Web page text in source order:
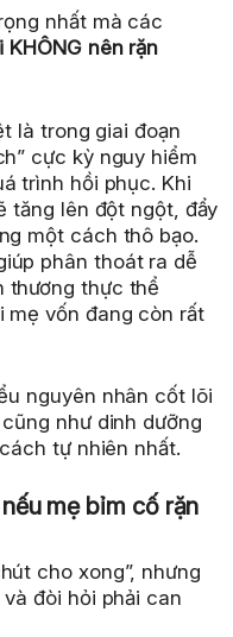
nhất mà các
KHÔNG nên rặn
là trong giai đoạn
cực kỳ nguy hiểm
trình hồi phục. Khi
tăng lên đột ngột, đẩy
một cách thô bạo.
phân thoát ra dễ
thương thực thể
mẹ vốn đang còn rất
nguyên nhân cốt lõi
như dinh dưỡng
tự nhiên nhất.
mẹ bỉm cố rặn
cho xong”, nhưng
đòi hỏi phải can